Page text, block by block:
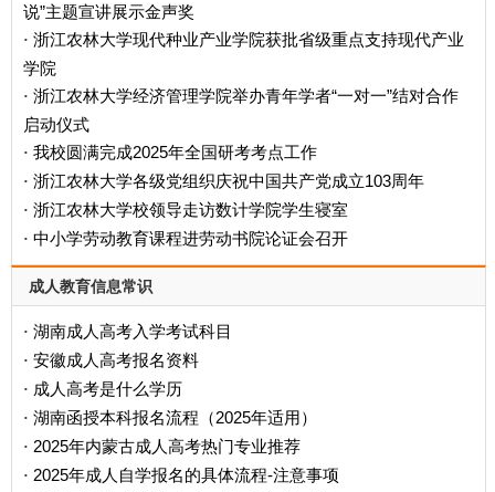
说”主题宣讲展示金声奖
· 浙江农林大学现代种业产业学院获批省级重点支持现代产业
学院
· 浙江农林大学经济管理学院举办青年学者“一对一”结对合作
启动仪式
· 我校圆满完成2025年全国研考考点工作
· 浙江农林大学各级党组织庆祝中国共产党成立103周年
· 浙江农林大学校领导走访数计学院学生寝室
· 中小学劳动教育课程进劳动书院论证会召开
成人教育信息常识
· 湖南成人高考入学考试科目
· 安徽成人高考报名资料
· 成人高考是什么学历
· ‌湖南函授本科报名流程（2025年适用）‌
· 2025年内蒙古成人高考热门专业推荐
· 2025年成人自学报名的具体流程-注意事项